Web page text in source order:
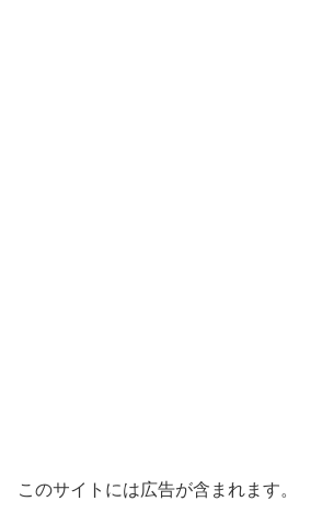
このサイトには広告が含まれます。